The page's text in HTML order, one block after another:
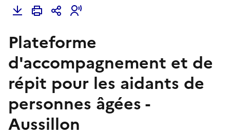
Plateforme
d'accompagnement et de
répit pour les aidants de
personnes âgées -
Aussillon